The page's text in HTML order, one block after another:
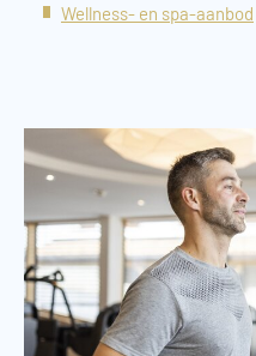
Wellness- en spa-aanbod